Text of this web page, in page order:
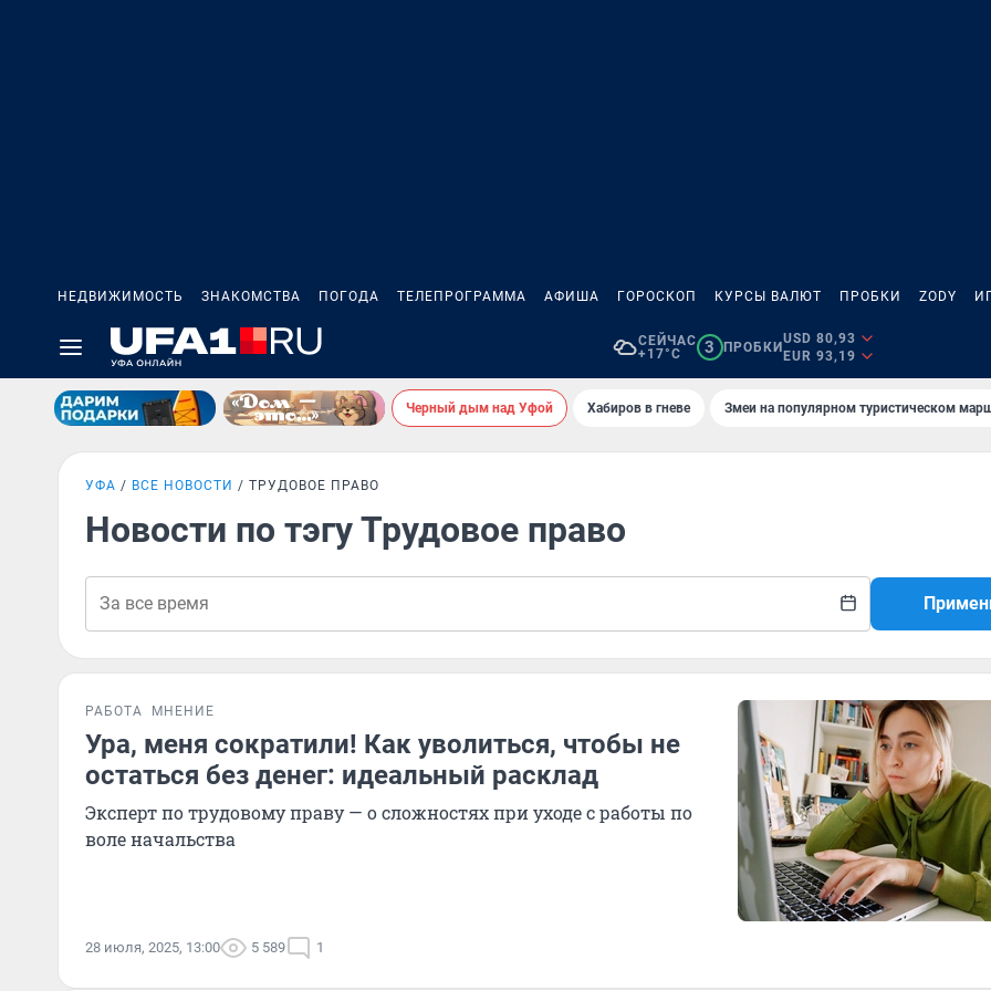
НЕДВИЖИМОСТЬ ЗНАКОМСТВА ПОГОДА ТЕЛЕПРОГРАММА АФИША ГОРОСКОП КУРСЫ ВАЛЮТ ПРОБКИ ZODY
СЕЙЧАС
+17°C
3 ПРОБКИ
USD 80,93
EUR 93,19
Черный дым над Уфой Хабиров в гневе Змеи на популярном туристическом
УФА ВСЕ НОВОСТИ ТРУДОВОЕ ПРАВО
Новости по тэгу Трудовое право
РАБОТА МНЕНИЕ
Ура, меня сократили! Как уволиться, чтобы не
остаться без денег: идеальный расклад
Эксперт по трудовому праву — о сложностях при уходе с работы по
воле начальства
28 июля, 2025, 13:00 5 589 1